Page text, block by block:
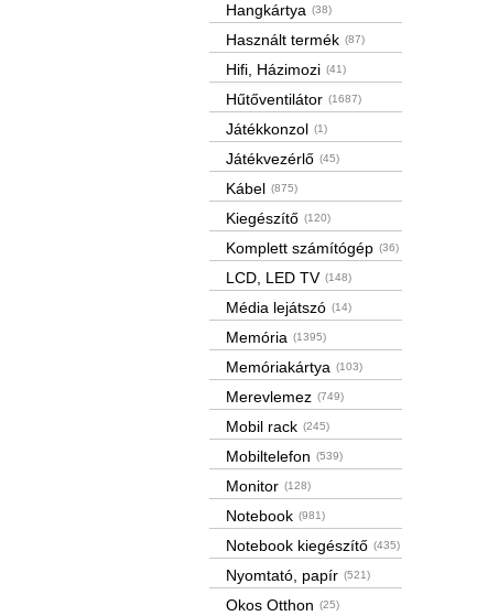
Hangkártya (38)
Használt termék (87)
Hifi, Házimozi (41)
Hűtőventilátor (1687)
Játékkonzol (1)
Játékvezérlő (45)
Kábel (875)
Kiegészítő (120)
Komplett számítógép (36)
LCD, LED TV (148)
Média lejátszó (14)
Memória (1395)
Memóriakártya (103)
Merevlemez (749)
Mobil rack (245)
Mobiltelefon (539)
Monitor (128)
Notebook (981)
Notebook kiegészítő (435)
Nyomtató, papír (521)
Okos Otthon (25)